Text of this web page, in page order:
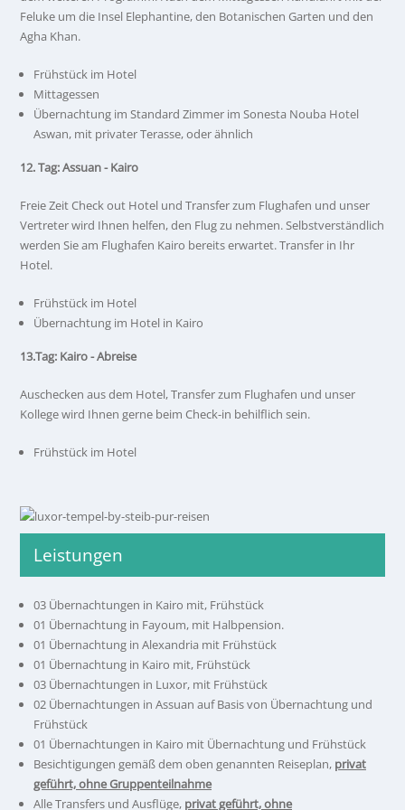
Feluke um die Insel Elephantine, den Botanischen Garten und den
Agha Khan.
Frühstück im Hotel
Mittagessen
Übernachtung im Standard Zimmer im Sonesta Nouba Hotel
Aswan, mit privater Terasse, oder ähnlich
12. Tag: Assuan - Kairo
Freie Zeit Check out Hotel und Transfer zum Flughafen und unser
Vertreter wird Ihnen helfen, den Flug zu nehmen. Selbstverständlich
werden Sie am Flughafen Kairo bereits erwartet. Transfer in Ihr
Hotel.
Frühstück im Hotel
Übernachtung im Hotel in Kairo
13.Tag: Kairo - Abreise
Auschecken aus dem Hotel, Transfer zum Flughafen und unser
Kollege wird Ihnen gerne beim Check-in behilflich sein.
Frühstück im Hotel
Leistungen
03 Übernachtungen in Kairo mit, Frühstück
01 Übernachtung in Fayoum, mit Halbpension.
01 Übernachtung in Alexandria mit Frühstück
01 Übernachtung in Kairo mit, Frühstück
03 Übernachtungen in Luxor, mit Frühstück
02 Übernachtungen in Assuan auf Basis von Übernachtung und
Frühstück
01 Übernachtungen in Kairo mit Übernachtung und Frühstück
Besichtigungen gemäß dem oben genannten Reiseplan, privat
geführt, ohne Gruppenteilnahme
Alle Transfers und Ausflüge, privat geführt, ohne